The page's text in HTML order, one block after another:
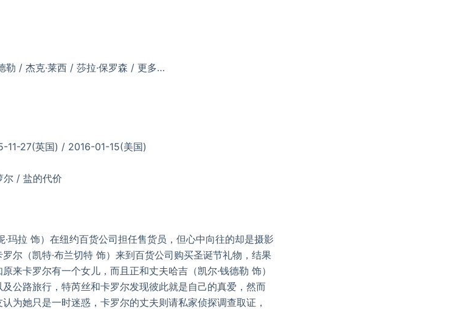
勒 / 杰克·莱西 / 莎拉·保罗森 / 更多…
11-27(英国) / 2016-01-15(美国)
尔 / 盐的代价
拉 饰）在纽约百货公司担任售货员，但心中向往的却是摄影
尔（凯特·布兰切特 饰）来到百货公司购买圣诞节礼物，结果
来卡罗尔有一个女儿，而且正和丈夫哈吉（凯尔·钱德勒 饰）
公路旅行，特芮丝和卡罗尔发现彼此就是自己的真爱，然而
为她只是一时迷惑，卡罗尔的丈夫则请私家侦探调查取证，